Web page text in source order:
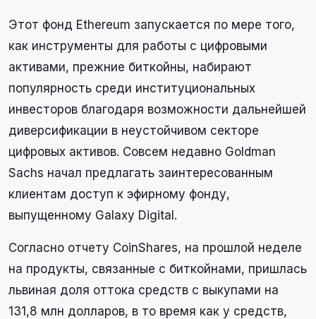
Этот фонд Ethereum запускается по мере того,
как инструменты для работы с цифровыми
активами, прежние биткойны, набирают
популярность среди институциональных
инвесторов благодаря возможности дальнейшей
диверсификации в неустойчивом секторе
цифровых активов. Совсем недавно Goldman
Sachs начал предлагать заинтересованным
клиентам доступ к эфирному фонду,
выпущенному Galaxy Digital.
Согласно отчету CoinShares, на прошлой неделе
на продукты, связанные с биткойнами, пришлась
львиная доля оттока средств с выкупами на
131,8 млн долларов, в то время как у средств,